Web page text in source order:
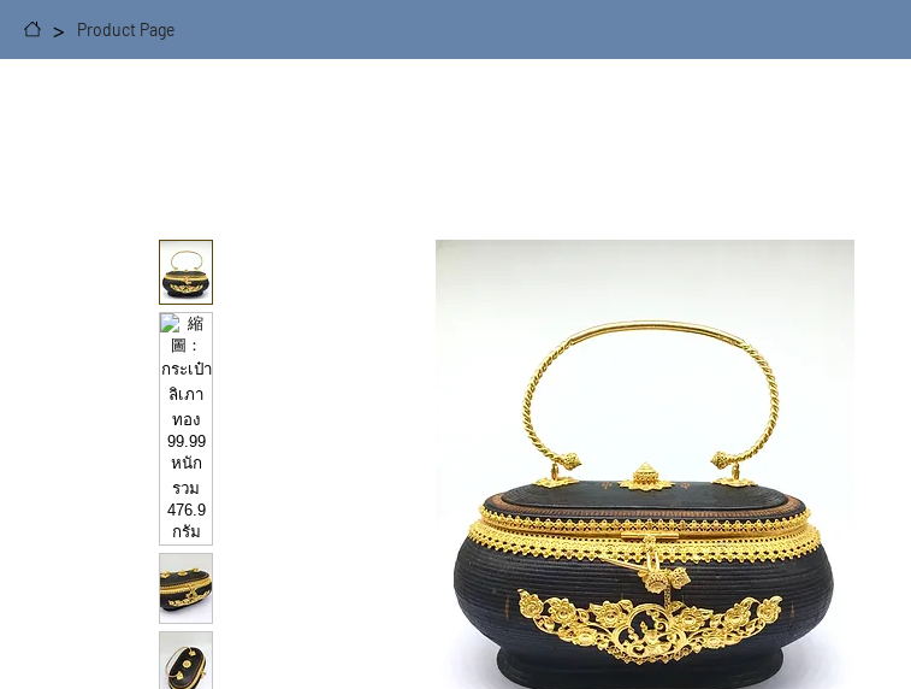
> Product Page